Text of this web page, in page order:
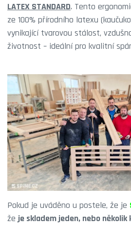
LATEX STANDARD. Tento
ze 100% přírodního latexu
vynikající tvarovou stálost,
životnost – ideální pro kvalitní
Pokud je uváděno u postele, že je
žeje skladem jeden, nebo několik